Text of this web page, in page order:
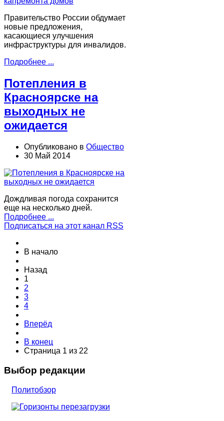
Правительство России обдумает
новые предложения,
касающиеся улучшения
инфраструктуры для инвалидов.
Подробнее ...
Потепления в
Красноярске на
выходных не
ожидается
Опубликовано в Общество
30 Май 2014
Дождливая погода сохранится
еще на несколько дней.
Подробнее ...
Подписаться на этот канал RSS
В начало
Назад
1
2
3
4
Вперёд
В конец
Страница 1 из 22
Выбор редакции
Политобзор